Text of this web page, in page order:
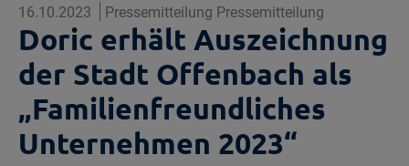
16.10.2023 Pressemitteilung Pressemitteilung
Doric erhält Auszeichnung
der Stadt Offenbach als
„Familienfreundliches
Unternehmen 2023“